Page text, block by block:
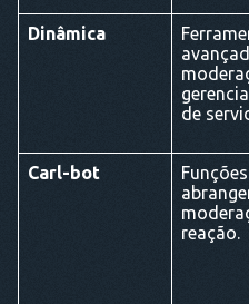
Dinâmica
de
Carl-bot
Funções
reação.